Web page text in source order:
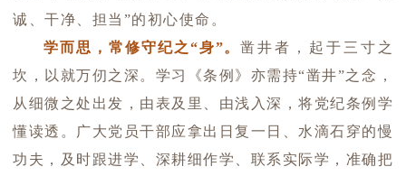
诚、干净、担当”的初心使命。
学而思，常修守纪之“身”。凿井者，起于三寸之
坎，以就万仞之深。学习《条例》亦需持“凿井”之念，
从细微之处出发，由表及里、由浅入深，将党纪条例学
懂读透。广大党员干部应拿出日复一日、水滴石穿的慢
功夫，及时跟进学、深耕细作学、联系实际学，准确把